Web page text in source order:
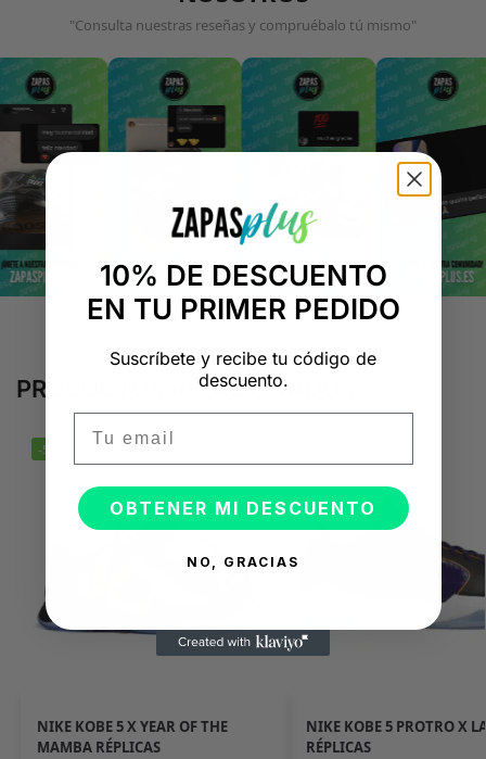
"Consulta nuestras reseñas y compruébalo tú mismo"
PRODUCTOS RELACIONADOS
-50%
NIKE KOBE 5 X YEAR OF THE
MAMBA RÉPLICAS
NIKE KOBE 5 PROTRO X
RÉPLICAS
10% DE DESCUENTO
EN TU PRIMER PEDIDO
Suscríbete y recibe tu código de
descuento.
OBTENER MI DESCUENTO
NO, GRACIAS